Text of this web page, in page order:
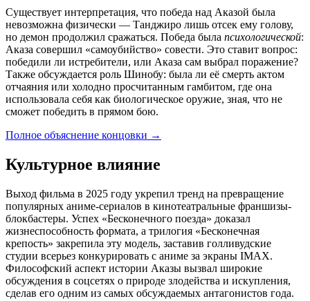
Существует интерпретация, что победа над Аказой была
невозможна физически — Танджиро лишь отсек ему голову,
но демон продолжил сражаться. Победа была психологической:
Аказа совершил «самоубийство» совести. Это ставит вопрос:
победили ли истребители, или Аказа сам выбрал поражение?
Также обсуждается роль Шинобу: была ли её смерть актом
отчаяния или холодно просчитанным гамбитом, где она
использовала себя как биологическое оружие, зная, что не
сможет победить в прямом бою.
Полное объяснение концовки →
Культурное влияние
Выход фильма в 2025 году укрепил тренд на превращение
популярных аниме-сериалов в кинотеатральные франшизы-
блокбастеры. Успех «Бесконечного поезда» доказал
жизнеспособность формата, а трилогия «Бесконечная
крепость» закрепила эту модель, заставив голливудские
студии всерьез конкурировать с аниме за экраны IMAX.
Философский аспект истории Аказы вызвал широкие
обсуждения в соцсетях о природе злодейства и искупления,
сделав его одним из самых обсуждаемых антагонистов года.